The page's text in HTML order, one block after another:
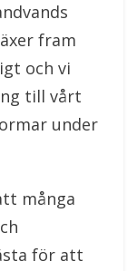
fram
och vi
till vårt
under
många
för att